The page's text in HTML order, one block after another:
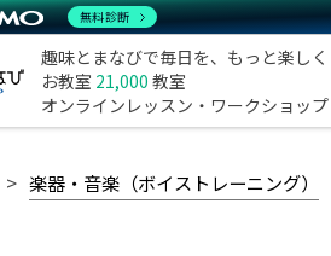
趣味とまなびで毎日を、もっと楽しく
お教室 21,000 教室
オンラインレッスン・ワークショップ
楽器・音楽（ボイストレーニング）
無料診断